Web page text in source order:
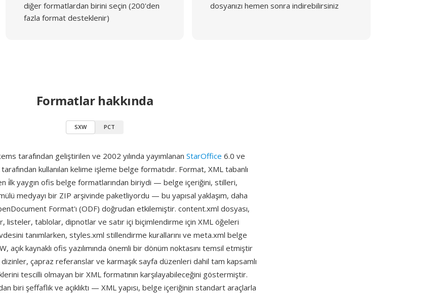
diğer formatlardan birini seçin (200'den
fazla format desteklenir)
dosyanızı hemen sonra indirebilirsiniz
Formatlar hakkında
SXW PCT
tarafından geliştirilen ve 2002 yılında yayımlanan StarOffice 6.0 ve
kullanılan kelime işleme belge formatıdır. Format, XML tabanlı
i̇lk yaygın ofis belge formatlarından biriydi — belge içeriğini, stilleri,
medyayı bir ZIP arşivinde paketliyordu — bu yapısal yaklaşım, daha
Format'ı (ODF) doğrudan etkilemiştir. content.xml dosyası,
listeler, tablolar, dipnotlar ve satır içi biçimlendirme için XML öğeleri
tanımlarken, styles.xml stillendirme kurallarını ve meta.xml belge
açık kaynaklı ofis yazılımında önemli bir dönüm noktasını temsil etmiştir
çapraz referanslar ve karmaşık sayfa düzenleri dahil tam kapsamlı
tescilli olmayan bir XML formatının karşılayabileceğini göstermiştir.
biri şeffaflık ve açıklıktı — XML yapısı, belge içeriğinin standart araçlarla